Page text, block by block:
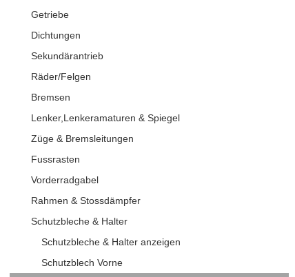
Getriebe
Dichtungen
Sekundärantrieb
Räder/Felgen
Bremsen
Lenker,Lenkeramaturen & Spiegel
Züge & Bremsleitungen
Fussrasten
Vorderradgabel
Rahmen & Stossdämpfer
Schutzbleche & Halter
Schutzbleche & Halter anzeigen
Schutzblech Vorne